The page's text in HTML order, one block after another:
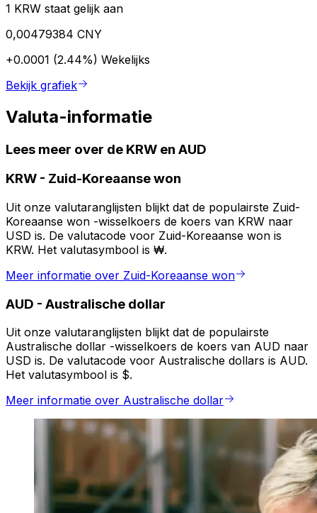
1 KRW staat gelijk aan
0,00479384 CNY
+0.0001 (2.44%) Wekelijks
Bekijk grafiek
Valuta-informatie
Lees meer over de KRW en AUD
KRW - Zuid-Koreaanse won
Uit onze valutaranglijsten blijkt dat de populairste Zuid-
Koreaanse won -wisselkoers de koers van KRW naar
USD is. De valutacode voor Zuid-Koreaanse won is
KRW. Het valutasymbool is ₩.
Meer informatie over Zuid-Koreaanse won
AUD - Australische dollar
Uit onze valutaranglijsten blijkt dat de populairste
Australische dollar -wisselkoers de koers van AUD naar
USD is. De valutacode voor Australische dollars is AUD.
Het valutasymbool is $.
Meer informatie over Australische dollar